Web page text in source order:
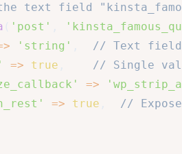
text field
'post'
'string'
// Text field
=> true
// Single
=>
=> true
//